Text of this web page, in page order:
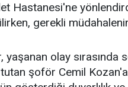
Hastanesi'ne
gerekli
olay sırasında
tutan şoför Cemil